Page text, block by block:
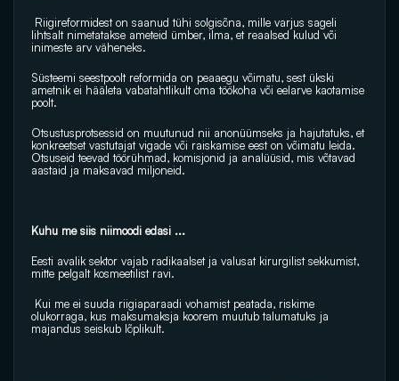
Riigireformidest on saanud tühi solgisõna, mille varjus sageli
lihtsalt nimetatakse ameteid ümber, ilma, et reaalsed kulud või
inimeste arv väheneks.
Süsteemi seestpoolt reformida on peaaegu võimatu, sest ükski
ametnik ei hääleta vabatahtlikult oma töökoha või eelarve kaotamise
poolt.
Otsustusprotsessid on muutunud nii anonüümseks ja hajutatuks, et
konkreetset vastutajat vigade või raiskamise eest on võimatu leida.
Otsuseid teevad töörühmad, komisjonid ja analüüsid, mis võtavad
aastaid ja maksavad miljoneid.
Kuhu me siis niimoodi edasi ...
Eesti avalik sektor vajab radikaalset ja valusat kirurgilist sekkumist,
mitte pelgalt kosmeetilist ravi.
Kui me ei suuda riigiaparaadi vohamist peatada, riskime
olukorraga, kus maksumaksja koorem muutub talumatuks ja
majandus seiskub lõplikult.